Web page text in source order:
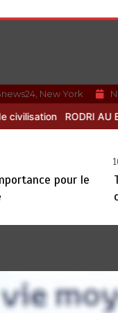
New York
QU’AU REAL
pour le